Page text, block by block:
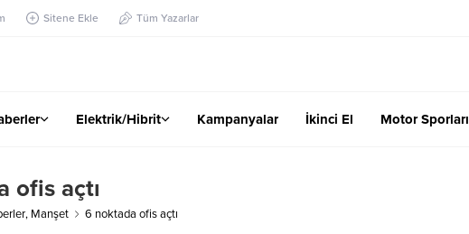
Sitene Ekle Tüm Yazarlar
Elektrik/Hibrit Kampanyalar İkinci El Motor Sporları
ofis açtı
, Manşet 6 noktada ofis açtı